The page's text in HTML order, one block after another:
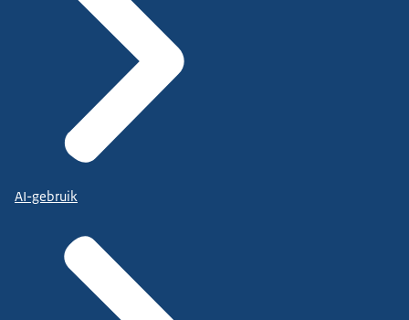
AI-gebruik